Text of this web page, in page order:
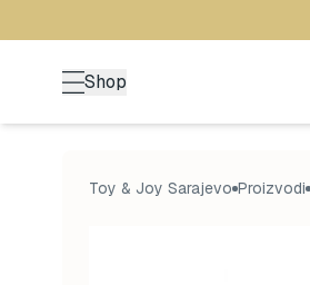
Shop
Toy & Joy Sarajevo Proizvodi